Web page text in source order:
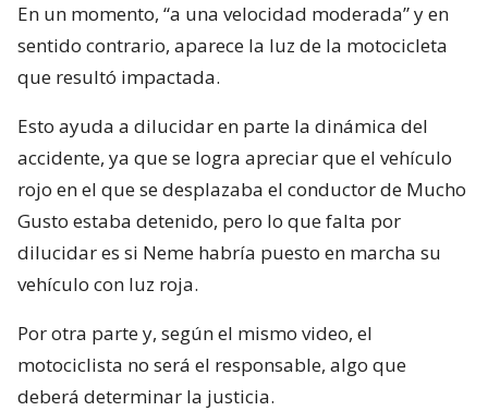
En un momento, “a una velocidad moderada” y en
sentido contrario, aparece la luz de la motocicleta
que resultó impactada.
Esto ayuda a dilucidar en parte la dinámica del
accidente, ya que se logra apreciar que el vehículo
rojo en el que se desplazaba el conductor de Mucho
Gusto estaba detenido, pero lo que falta por
dilucidar es si Neme habría puesto en marcha su
vehículo con luz roja.
Por otra parte y, según el mismo video, el
motociclista no será el responsable, algo que
deberá determinar la justicia.